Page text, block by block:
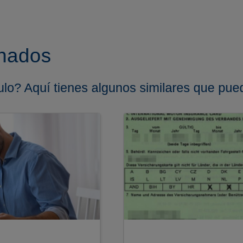
Aquí tienes algunos similares que